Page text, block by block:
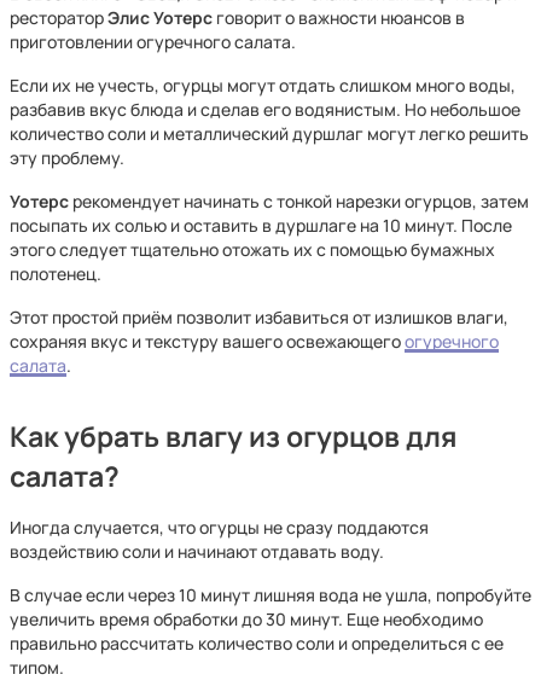
рестораторЭлис Уотерс говорит о важности нюансов в
приготовлении огуречного салата.
Если их не учесть, огурцы могут отдать слишком много воды,
разбавив вкус блюда и сделав его водянистым. Но небольшое
количество соли и металлический дуршлаг могут легко решить
эту проблему.
Уотерс рекомендует начинать с тонкой нарезки огурцов, затем
посыпать их солью и оставить в дуршлаге на 10 минут. После
этого следует тщательно отожать их с помощью бумажных
полотенец.
Этот простой приём позволит избавиться от излишков влаги,
сохраняя вкус и текстуру вашего освежающегоогуречного
салата.
Как убрать влагу из огурцов для
салата?
Иногда случается, что огурцы не сразу поддаются
воздействию соли и начинают отдавать воду.
В случае если через 10 минут лишняя вода не ушла, попробуйте
увеличить время обработки до 30 минут. Еще необходимо
правильно рассчитать количество соли и определиться с ее
типом.